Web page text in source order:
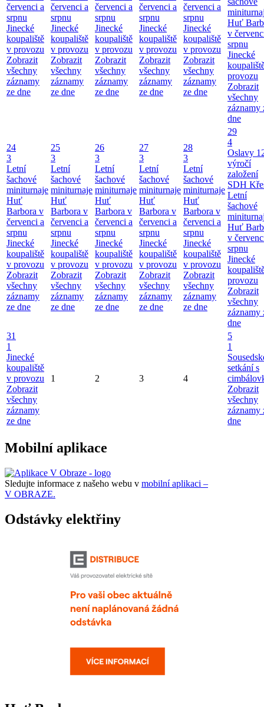
červenci a
srpnu
Jinecké
koupaliště
v provozu
Zobrazit
všechny
záznamy
ze dne
červenci a
srpnu
Jinecké
koupaliště
v provozu
Zobrazit
všechny
záznamy
ze dne
červenci a
srpnu
Jinecké
koupaliště
v provozu
Zobrazit
všechny
záznamy
ze dne
červenci a
srpnu
Jinecké
koupaliště
v provozu
Zobrazit
všechny
záznamy
ze dne
červenci a
srpnu
Jinecké
koupaliště
v provozu
Zobrazit
všechny
záznamy
ze dne
Huť
v
srpnu
Jinecké
provozu
Zobrazit
všechny
záznamy
dne
24
3
Letní
šachové
miniturnaje
Huť
Barbora v
červenci a
srpnu
Jinecké
koupaliště
v provozu
Zobrazit
všechny
záznamy
ze dne
25
3
Letní
šachové
miniturnaje
Huť
Barbora v
červenci a
srpnu
Jinecké
koupaliště
v provozu
Zobrazit
všechny
záznamy
ze dne
26
3
Letní
šachové
miniturnaje
Huť
Barbora v
červenci a
srpnu
Jinecké
koupaliště
v provozu
Zobrazit
všechny
záznamy
ze dne
27
3
Letní
šachové
miniturnaje
Huť
Barbora v
červenci a
srpnu
Jinecké
koupaliště
v provozu
Zobrazit
všechny
záznamy
ze dne
28
3
Letní
šachové
miniturnaje
Huť
Barbora v
červenci a
srpnu
Jinecké
koupaliště
v provozu
Zobrazit
všechny
záznamy
ze dne
29
4
Oslavy
výročí
založení
SDH
Letní
šachové
Huť
v
srpnu
Jinecké
provozu
Zobrazit
všechny
záznamy
dne
31
1
Jinecké
koupaliště
v provozu
Zobrazit
všechny
záznamy
ze dne
1 2 3 4
5
1
setkání s
Zobrazit
všechny
záznamy
dne
Mobilní aplikace
Sledujte informace z našeho webu v mobilní aplikaci –
V OBRAZE.
Odstávky elektřiny